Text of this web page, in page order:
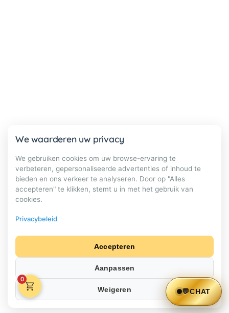
💬CHAT
0
We waarderen uw privacy
We gebruiken cookies om uw browse-ervaring te
verbeteren, gepersonaliseerde advertenties of inhoud te
bieden en ons verkeer te analyseren. Door op "Alles
accepteren" te klikken, stemt u in met het gebruik van
cookies.
Privacybeleid
Accepteren
Aanpassen
Weigeren